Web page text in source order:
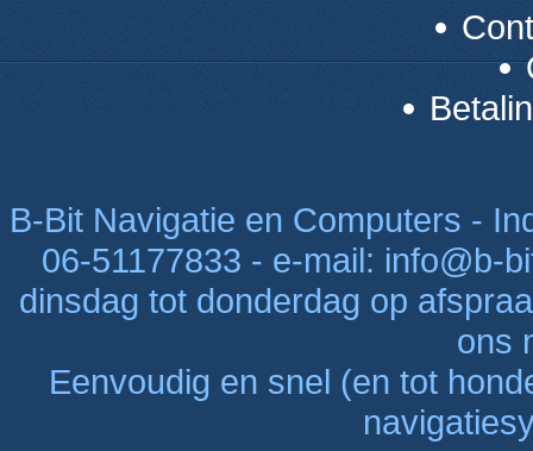
B-Bit Navigatie en Computers -
06-51177833 - e-mail: info@b-
dinsdag tot donderdag op
ons
Eenvoudig en snel (en tot